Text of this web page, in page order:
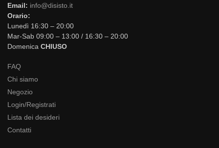
Email: info@disisto.it
Orario:
Lunedì 16:30 – 20:00
Mar-Sab 09:00 – 13:00 / 16:30 – 20:00
Domenica CHIUSO
FAQ
Chi siamo
Negozio
Login/Registrati
Lista dei desideri
Contatti